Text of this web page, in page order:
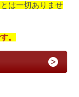
は一切ありませ
。